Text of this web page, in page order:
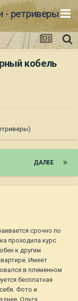
- ретриверы
кобель
ДАЛЕЕ
срочно по
проходила курс
к другим
Имеет
в племенном
бесплатная
Фото и
Ольга